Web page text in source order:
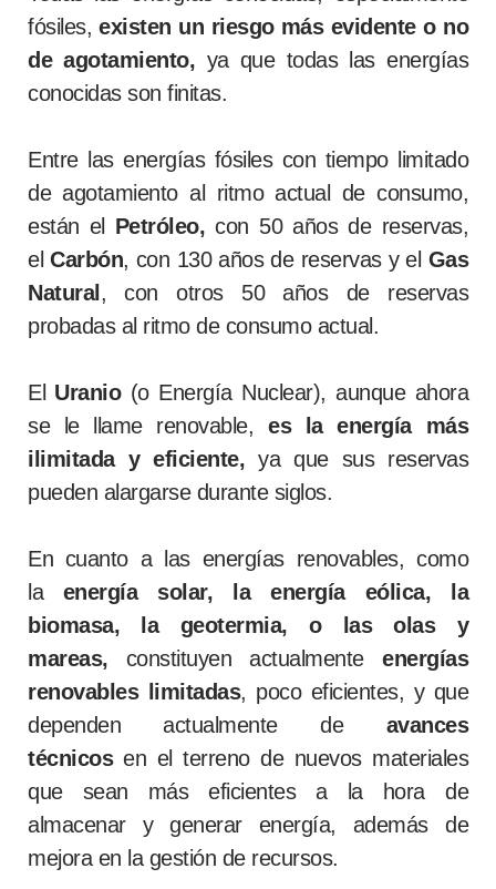
fósiles, existen un riesgo más evidente o no
de agotamiento, ya que todas las energías
conocidas son finitas.
Entre las energías fósiles con tiempo limitado
de agotamiento al ritmo actual de consumo,
están el Petróleo,con 50 años de reservas,
elCarbón, con 130 años de reservas y el Gas
Natural , con otros
50 años de reservas
probadas al ritmo de consumo actual.
El Uranio (o Energía Nuclear), aunque ahora
se le llame renovable,
es la energía más
ilimitada y eficiente, ya que sus reservas
pueden alargarse durante siglos.
En cuanto a las energías renovables, como
la energía solar, la energía eólica, la
biomasa, la geotermia, o las olas y
mareas, constituyen actualmenteenergías
renovables limitadas, poco eficientes, y que
dependen actualmente de avances
técnicosen el terreno de nuevos materiales
que sean más eficientes a la hora de
almacenar y generar energía, además de
mejora en la gestión de recursos.